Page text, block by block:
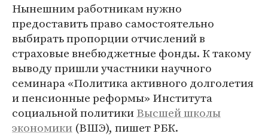
Нынешним работникам нужно
предоставить право самостоятельно
выбирать пропорции отчислений в
страховые внебюджетные фонды. К такому
выводу пришли участники научного
семинара «Политика активного долголетия
и пенсионные реформы» Института
социальной политикиВысшей школы
экономики (ВШЭ), пишет РБК.